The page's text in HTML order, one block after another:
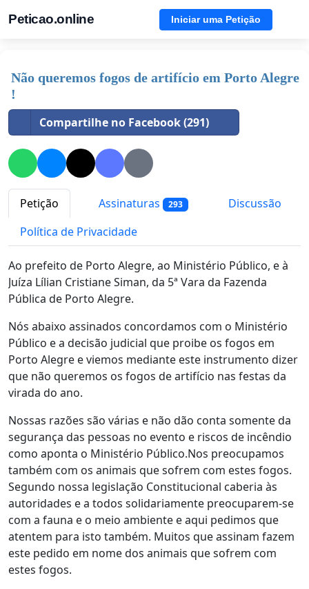
Peticao.online Iniciar uma Petição
Não queremos fogos de artifício em Porto Alegre
!
Compartilhe no Facebook (291)
Petição Assinaturas 293
Discussão
Política de Privacidade
Ao prefeito de Porto Alegre, ao Ministério Público, e à
Juíza Lílian Cristiane Siman, da 5ª Vara da Fazenda
Pública de Porto Alegre.
Nós abaixo assinados concordamos com o Ministério
Público e a decisão judicial que proibe os fogos em
Porto Alegre e viemos mediante este instrumento dizer
que não queremos os fogos de artifício nas festas da
virada do ano.
Nossas razões são várias e não dão conta somente da
segurança das pessoas no evento e riscos de incêndio
como aponta o Ministério Público.Nos preocupamos
também com os animais que sofrem com estes fogos.
Segundo nossa legislação Constitucional caberia às
autoridades e a todos solidariamente preocuparem-se
com a fauna e o meio ambiente e aqui pedimos que
atentem para isto também. Muitos que assinam fazem
este pedido em nome dos animais que sofrem com
estes fogos.